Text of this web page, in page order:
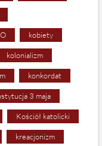
kobiety
kolonializm
konkordat
3 maja
Kościół katolicki
kreacjonizm